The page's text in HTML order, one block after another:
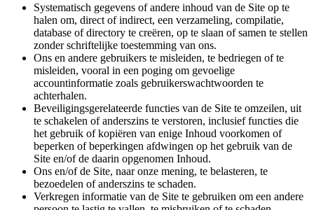
Systematisch gegevens of andere inhoud van de Site op te
halen om, direct of indirect, een verzameling, compilatie,
database of directory te creëren, op te slaan of samen te stellen
zonder schriftelijke toestemming van ons.
Ons en andere gebruikers te misleiden, te bedriegen of te
misleiden, vooral in een poging om gevoelige
accountinformatie zoals gebruikerswachtwoorden te
achterhalen.
Beveiligingsgerelateerde functies van de Site te omzeilen, uit
te schakelen of anderszins te verstoren, inclusief functies die
het gebruik of kopiëren van enige Inhoud voorkomen of
beperken of beperkingen afdwingen op het gebruik van de
Site en/of de daarin opgenomen Inhoud.
Ons en/of de Site, naar onze mening, te belasteren, te
bezoedelen of anderszins te schaden.
Verkregen informatie van de Site te gebruiken om een andere